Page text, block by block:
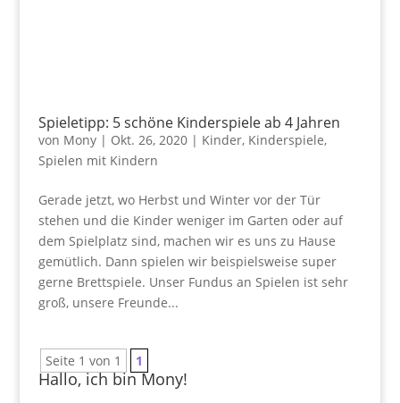
Spieletipp: 5 schöne Kinderspiele ab 4 Jahren
von Mony| Okt. 26, 2020| Kinder, Kinderspiele,
Spielen mit Kindern
Gerade jetzt, wo Herbst und Winter vor der Tür
stehen und die Kinder weniger im Garten oder auf
dem Spielplatz sind, machen wir es uns zu Hause
gemütlich. Dann spielen wir beispielsweise super
gerne Brettspiele. Unser Fundus an Spielen ist sehr
groß, unsere Freunde...
Seite 1 von 1 1
Hallo, ich bin Mony!